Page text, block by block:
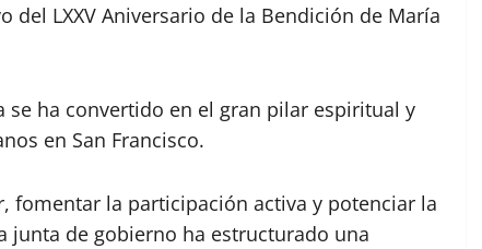
LXXV Aniversario de la Bendición de María
se ha convertido en el gran pilar espiritual y
en San Francisco.
fomentar la participación activa y potenciar la
de gobierno ha estructurado una